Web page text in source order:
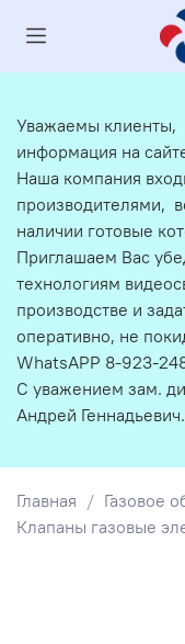
Главная
Газовое
Клапаны газовые
Уважаемы клиенты,
информация на
Наша компания
производителями,
наличии готовые
Приглашаем Вас
технологиям
производстве и
оперативно, не
WhatsAPP 8-923-
С уважением зам.
Андрей Геннадьевич.